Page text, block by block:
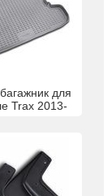
для
Trax 2013-